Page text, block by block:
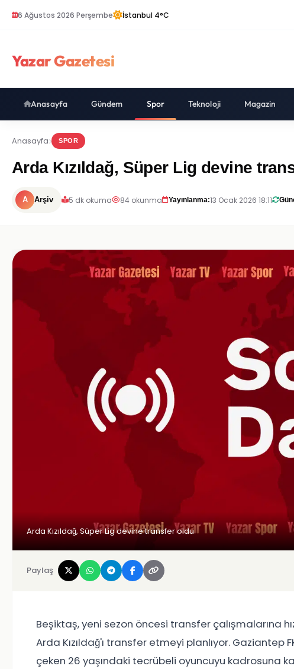
6 Ağustos 2026 Perşembe İstanbul 4°C
Yazar Gazetesi
Anasayfa Gündem Spor Teknoloji Magazin
Anasayfa SPOR
Arda Kızıldağ, Süper Lig devine
A Arşiv 5 dk okuma 84 okunma Yayınlanma:13 Ocak 2026 18:11
Arda Kızıldağ, Süper Lig devine transfer oldu
Paylaş
Beşiktaş, yeni sezon öncesi transfer çalışmalarına
Arda Kızıldağ'ı transfer etmeyi planlıyor.
çeken 26 yaşındaki tecrübeli oyuncuyu kadrosuna